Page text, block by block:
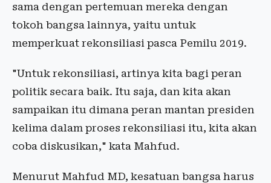
sama dengan pertemuan mereka dengan
tokoh bangsa lainnya, yaitu untuk
memperkuat rekonsiliasi pasca Pemilu 2019.
"Untuk rekonsiliasi, artinya kita bagi peran
politik secara baik. Itu saja, dan kita akan
sampaikan itu dimana peran mantan presiden
kelima dalam proses rekonsiliasi itu, kita akan
coba diskusikan," kata Mahfud.
Menurut Mahfud MD, kesatuan bangsa harus